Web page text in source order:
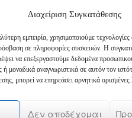
Διαχείριση Συγκατάθεσης
εμπειρία, χρησιμοποιούμε
σε πληροφορίες συσκευών. Η
να επεξεργαστούμε δεδομένα
ή μοναδικά αναγνωριστικά σε αυτόν τον
μπορεί να επηρεάσει αρνητικά ορισμένες
Δεν αποδέχομαι